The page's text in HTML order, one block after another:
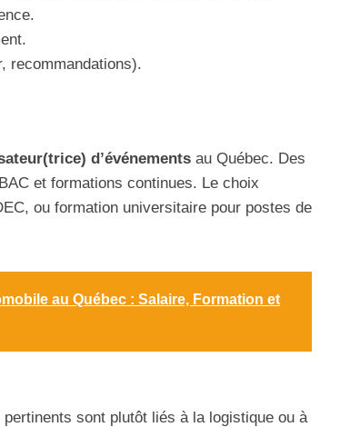
recommandations).
dʼévénements au Québec. Des
et formations continues. Le choix
ou formation universitaire pour postes de
au Québec : Salaire, Formation et
sont plutôt liés à la logistique ou à